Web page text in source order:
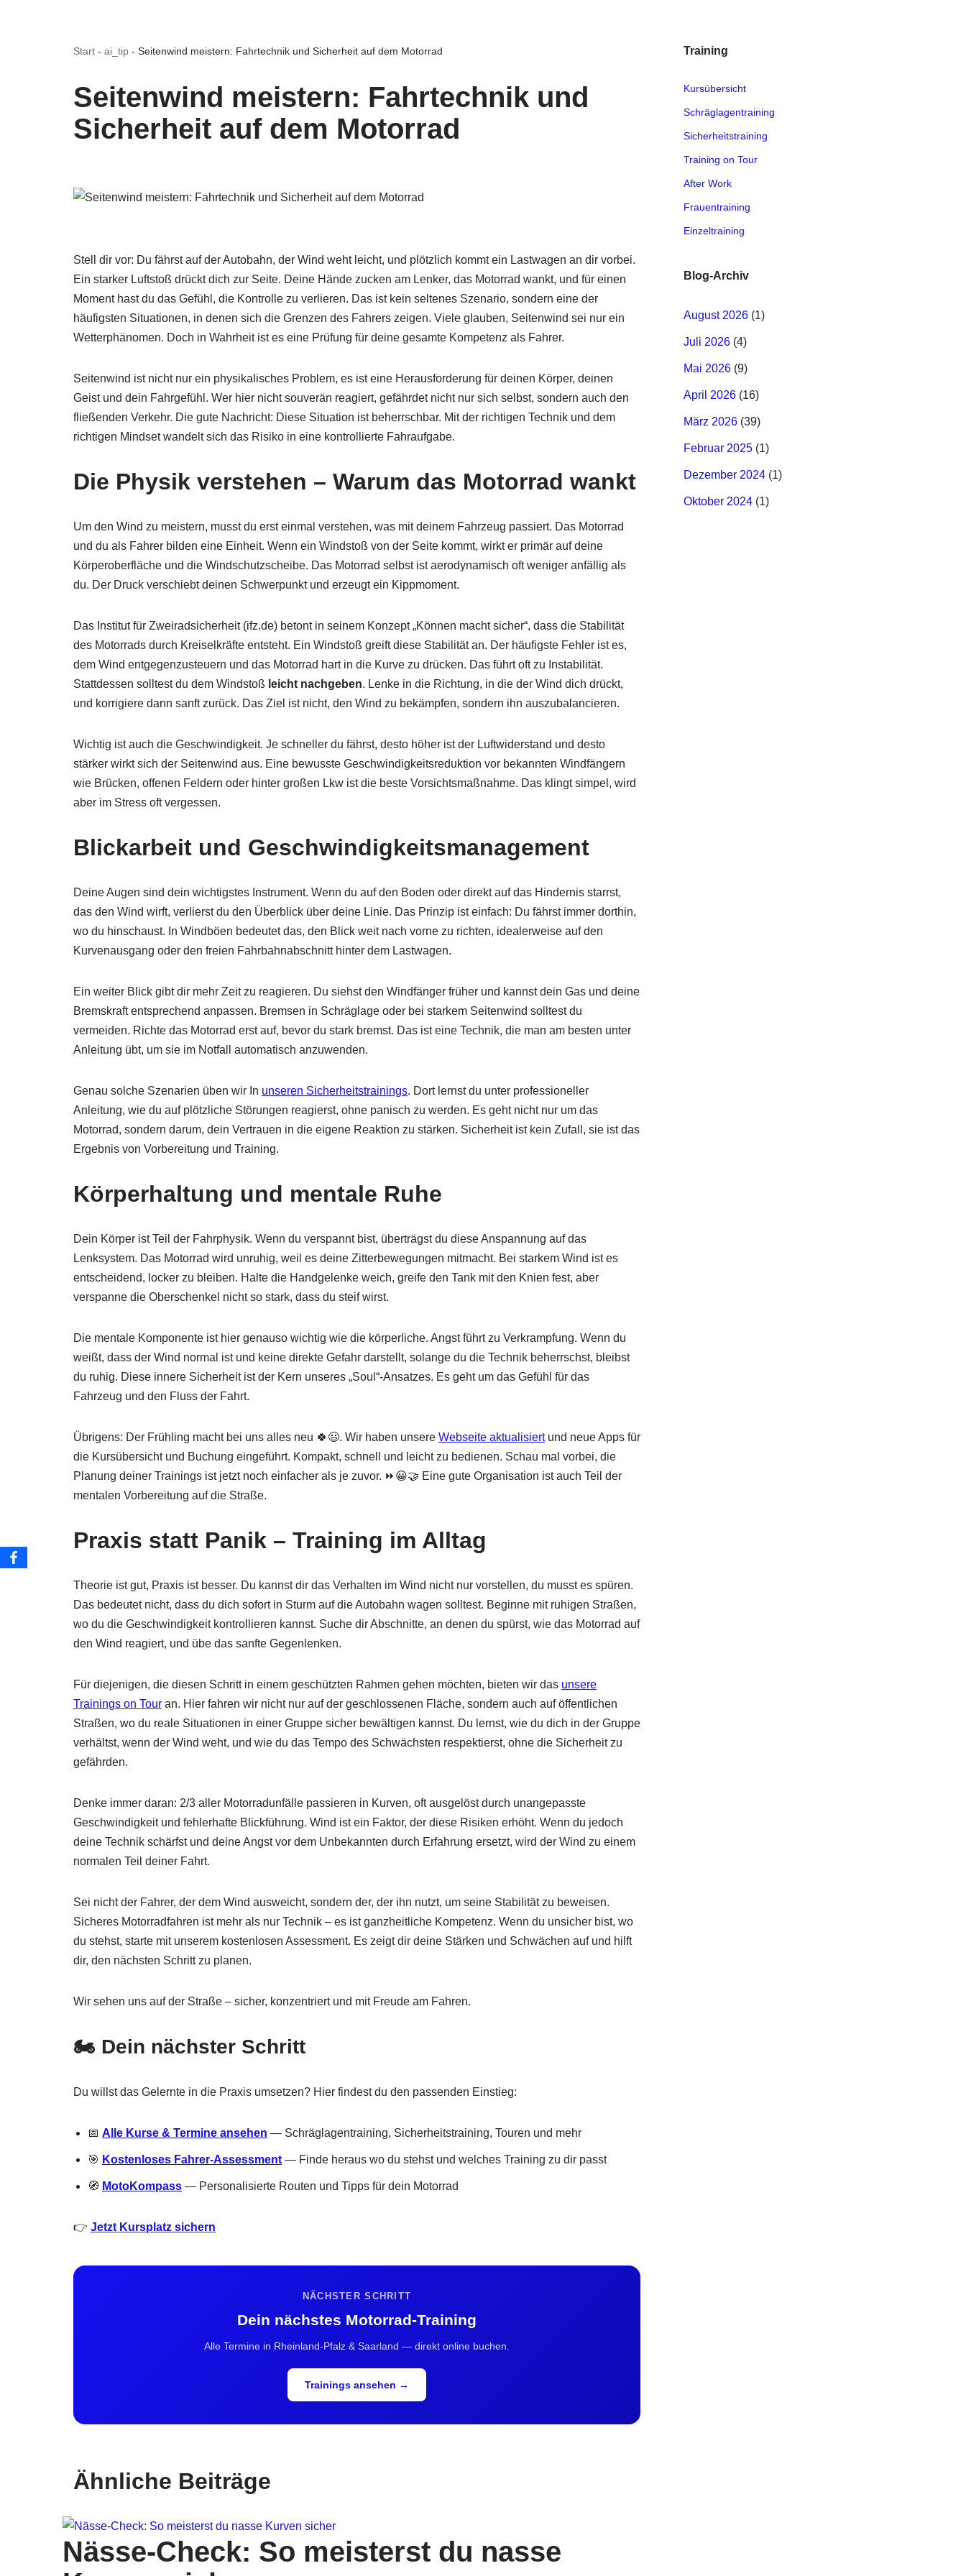
Start - ai_tip - Seitenwind meistern: Fahrtechnik und Sicherheit auf dem Motorrad
Seitenwind meistern: Fahrtechnik und
Sicherheit auf dem Motorrad
Stell dir vor: Du fährst auf der Autobahn, der Wind weht leicht, und plötzlich kommt ein Lastwagen an dir vorbei.
Ein starker Luftstoß drückt dich zur Seite. Deine Hände zucken am Lenker, das Motorrad wankt, und für einen
Moment hast du das Gefühl, die Kontrolle zu verlieren. Das ist kein seltenes Szenario, sondern eine der
häufigsten Situationen, in denen sich die Grenzen des Fahrers zeigen. Viele glauben, Seitenwind sei nur ein
Wetterphänomen. Doch in Wahrheit ist es eine Prüfung für deine gesamte Kompetenz als Fahrer.
Seitenwind ist nicht nur ein physikalisches Problem, es ist eine Herausforderung für deinen Körper, deinen
Geist und dein Fahrgefühl. Wer hier nicht souverän reagiert, gefährdet nicht nur sich selbst, sondern auch den
fließenden Verkehr. Die gute Nachricht: Diese Situation ist beherrschbar. Mit der richtigen Technik und dem
richtigen Mindset wandelt sich das Risiko in eine kontrollierte Fahraufgabe.
Die Physik verstehen – Warum das Motorrad wankt
Um den Wind zu meistern, musst du erst einmal verstehen, was mit deinem Fahrzeug passiert. Das Motorrad
und du als Fahrer bilden eine Einheit. Wenn ein Windstoß von der Seite kommt, wirkt er primär auf deine
Körperoberfläche und die Windschutzscheibe. Das Motorrad selbst ist aerodynamisch oft weniger anfällig als
du. Der Druck verschiebt deinen Schwerpunkt und erzeugt ein Kippmoment.
Das Institut für Zweiradsicherheit (ifz.de) betont in seinem Konzept „Können macht sicher“, dass die Stabilität
des Motorrads durch Kreiselkräfte entsteht. Ein Windstoß greift diese Stabilität an. Der häufigste Fehler ist es,
dem Wind entgegenzusteuern und das Motorrad hart in die Kurve zu drücken. Das führt oft zu Instabilität.
Stattdessen solltest du dem Windstoß leicht nachgeben. Lenke in die Richtung, in die der Wind dich drückt,
und korrigiere dann sanft zurück. Das Ziel ist nicht, den Wind zu bekämpfen, sondern ihn auszubalancieren.
Wichtig ist auch die Geschwindigkeit. Je schneller du fährst, desto höher ist der Luftwiderstand und desto
stärker wirkt sich der Seitenwind aus. Eine bewusste Geschwindigkeitsreduktion vor bekannten Windfängern
wie Brücken, offenen Feldern oder hinter großen Lkw ist die beste Vorsichtsmaßnahme. Das klingt simpel, wird
aber im Stress oft vergessen.
Blickarbeit und Geschwindigkeitsmanagement
Deine Augen sind dein wichtigstes Instrument. Wenn du auf den Boden oder direkt auf das Hindernis starrst,
das den Wind wirft, verlierst du den Überblick über deine Linie. Das Prinzip ist einfach: Du fährst immer dorthin,
wo du hinschaust. In Windböen bedeutet das, den Blick weit nach vorne zu richten, idealerweise auf den
Kurvenausgang oder den freien Fahrbahnabschnitt hinter dem Lastwagen.
Ein weiter Blick gibt dir mehr Zeit zu reagieren. Du siehst den Windfänger früher und kannst dein Gas und deine
Bremskraft entsprechend anpassen. Bremsen in Schräglage oder bei starkem Seitenwind solltest du
vermeiden. Richte das Motorrad erst auf, bevor du stark bremst. Das ist eine Technik, die man am besten unter
Anleitung übt, um sie im Notfall automatisch anzuwenden.
Genau solche Szenarien üben wir In unseren Sicherheitstrainings. Dort lernst du unter professioneller
Anleitung, wie du auf plötzliche Störungen reagierst, ohne panisch zu werden. Es geht nicht nur um das
Motorrad, sondern darum, dein Vertrauen in die eigene Reaktion zu stärken. Sicherheit ist kein Zufall, sie ist das
Ergebnis von Vorbereitung und Training.
Körperhaltung und mentale Ruhe
Dein Körper ist Teil der Fahrphysik. Wenn du verspannt bist, überträgst du diese Anspannung auf das
Lenksystem. Das Motorrad wird unruhig, weil es deine Zitterbewegungen mitmacht. Bei starkem Wind ist es
entscheidend, locker zu bleiben. Halte die Handgelenke weich, greife den Tank mit den Knien fest, aber
verspanne die Oberschenkel nicht so stark, dass du steif wirst.
Die mentale Komponente ist hier genauso wichtig wie die körperliche. Angst führt zu Verkrampfung. Wenn du
weißt, dass der Wind normal ist und keine direkte Gefahr darstellt, solange du die Technik beherrschst, bleibst
du ruhig. Diese innere Sicherheit ist der Kern unseres „Soul“-Ansatzes. Es geht um das Gefühl für das
Fahrzeug und den Fluss der Fahrt.
Übrigens: Der Frühling macht bei uns alles neu 🍀😃. Wir haben unsere Webseite aktualisiertund neue Apps für
die Kursübersicht und Buchung eingeführt. Kompakt, schnell und leicht zu bedienen. Schau mal vorbei, die
Planung deiner Trainings ist jetzt noch einfacher als je zuvor. ⏩😀🤝 Eine gute Organisation ist auch Teil der
mentalen Vorbereitung auf die Straße.
Praxis statt Panik – Training im Alltag
Theorie ist gut, Praxis ist besser. Du kannst dir das Verhalten im Wind nicht nur vorstellen, du musst es spüren.
Das bedeutet nicht, dass du dich sofort in Sturm auf die Autobahn wagen solltest. Beginne mit ruhigen Straßen,
wo du die Geschwindigkeit kontrollieren kannst. Suche dir Abschnitte, an denen du spürst, wie das Motorrad auf
den Wind reagiert, und übe das sanfte Gegenlenken.
Für diejenigen, die diesen Schritt in einem geschützten Rahmen gehen möchten, bieten wir das unsere
Trainings on Tour an. Hier fahren wir nicht nur auf der geschlossenen Fläche, sondern auch auf öffentlichen
Straßen, wo du reale Situationen in einer Gruppe sicher bewältigen kannst. Du lernst, wie du dich in der Gruppe
verhältst, wenn der Wind weht, und wie du das Tempo des Schwächsten respektierst, ohne die Sicherheit zu
gefährden.
Denke immer daran: 2/3 aller Motorradunfälle passieren in Kurven, oft ausgelöst durch unangepasste
Geschwindigkeit und fehlerhafte Blickführung. Wind ist ein Faktor, der diese Risiken erhöht. Wenn du jedoch
deine Technik schärfst und deine Angst vor dem Unbekannten durch Erfahrung ersetzt, wird der Wind zu einem
normalen Teil deiner Fahrt.
Sei nicht der Fahrer, der dem Wind ausweicht, sondern der, der ihn nutzt, um seine Stabilität zu beweisen.
Sicheres Motorradfahren ist mehr als nur Technik – es ist ganzheitliche Kompetenz. Wenn du unsicher bist, wo
du stehst, starte mit unserem kostenlosen Assessment. Es zeigt dir deine Stärken und Schwächen auf und hilft
dir, den nächsten Schritt zu planen.
Wir sehen uns auf der Straße – sicher, konzentriert und mit Freude am Fahren.
🏍️ Dein nächster Schritt
Du willst das Gelernte in die Praxis umsetzen? Hier findest du den passenden Einstieg:
📅 Alle Kurse & Termine ansehen — Schräglagentraining, Sicherheitstraining, Touren und mehr
🎯 Kostenloses Fahrer-Assessment — Finde heraus wo du stehst und welches Training zu dir passt
🧭 MotoKompass — Personalisierte Routen und Tipps für dein Motorrad
👉 Jetzt Kursplatz sichern
NÄCHSTER SCHRITT
Dein nächstes Motorrad-Training
Alle Termine in Rheinland-Pfalz & Saarland — direkt online buchen.
Trainings ansehen →
Ähnliche Beiträge
Nässe-Check: So meisterst du nasse
Training
Kursübersicht
Schräglagentraining
Sicherheitstraining
Training on Tour
After Work
Frauentraining
Einzeltraining
Blog-Archiv
August 2026 (1)
Juli 2026 (4)
Mai 2026 (9)
April 2026 (16)
März 2026 (39)
Februar 2025 (1)
Dezember 2024 (1)
Oktober 2024 (1)